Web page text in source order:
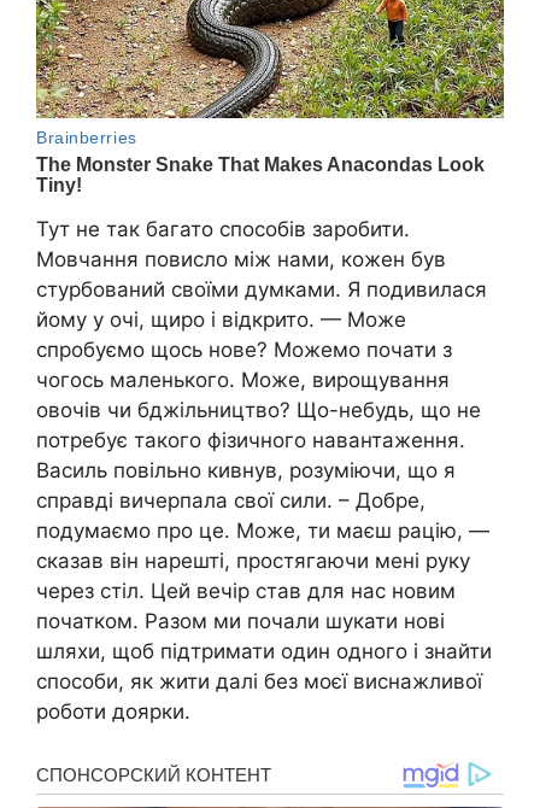
Тут не так багато способів заробити.
Мовчання повисло між нами, кожен був
стурбований своїми думками. Я подивилася
йому у очі, щиро і відкрито. — Може
спробуємо щось нове? Можемо почати з
чогось маленького. Може, вирощування
овочів чи бджільництво? Що-небудь, що не
потребує такого фізичного навантаження.
Василь повільно кивнув, розуміючи, що я
справді вичерпала свої сили. – Добре,
подумаємо про це. Може, ти маєш рацію, —
сказав він нарешті, простягаючи мені руку
через стіл. Цей вечір став для нас новим
початком. Разом ми почали шукати нові
шляхи, щоб підтримати один одного і знайти
способи, як жити далі без моєї виснажливої
роботи доярки.